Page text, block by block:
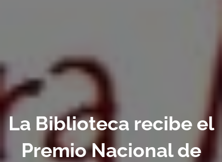
La Biblioteca recibe el
Premio Nacional de